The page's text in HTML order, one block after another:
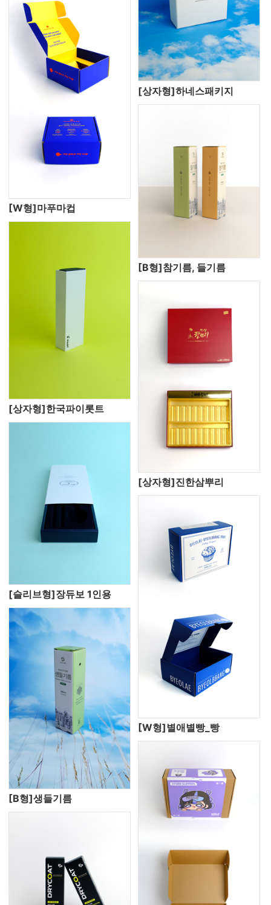
[W형]마푸마컵
[상자형]하네스패키지
[상자형]한국파이롯트
[B형]참기름, 들기름
[슬리브형]장듀보 1인용
[상자형]진한삼뿌리
[B형]생들기름
[W형]별애별빵_빵